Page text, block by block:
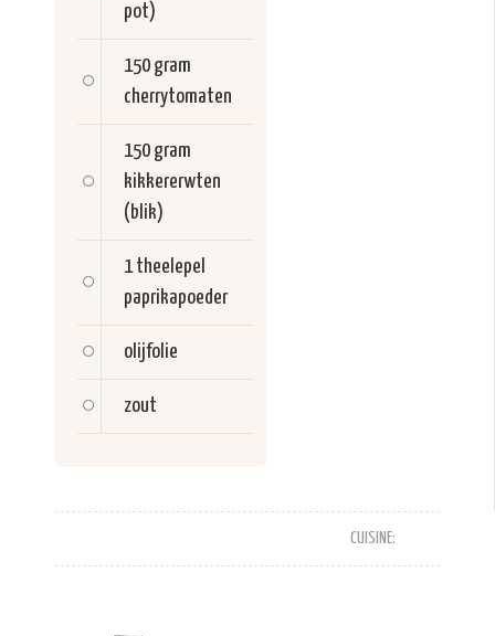
pot)
150 gram
cherrytomaten
150 gram
kikkererwten
(blik)
1 theelepel
paprikapoeder
olijfolie
zout
CUISINE: